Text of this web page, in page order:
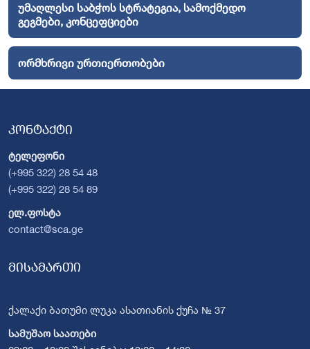
უმაღლესი საბჭოს სტრატეგია, სამოქმედო
გეგმები, კონცეფციები
ორმხრივი ურთიერთობები
კონტაქტი
ტელეფონი
(+995 322) 28 54 48
(+995 322) 28 54 89
ელ.ფოსტა
contact@sca.ge
მისამართი
ქალაქი ბათუმი ლუკა ასათიანის ქუჩა № 37
სამუშაო საათები